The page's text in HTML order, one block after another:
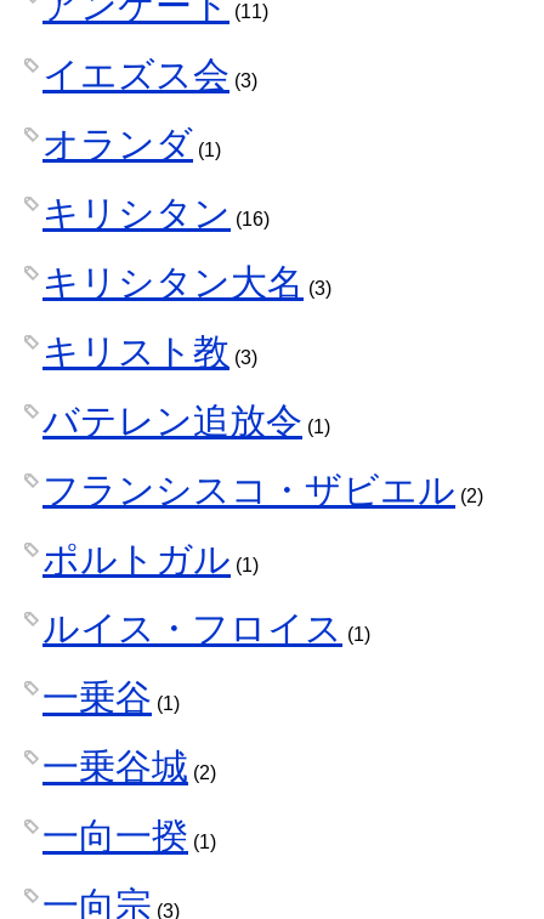
(11)
イエズス会 (3)
オランダ (1)
キリシタン (16)
キリシタン大名 (3)
キリスト教 (3)
バテレン追放令 (1)
フランシスコ・ザビエル (2)
ポルトガル (1)
ルイス・フロイス (1)
一乗谷 (1)
一乗谷城 (2)
一向一揆 (1)
一向宗 (3)